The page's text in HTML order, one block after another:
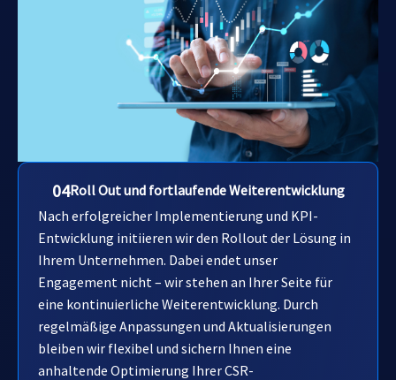
04Roll Out und fortlaufende Weiterentwicklung
Nach erfolgreicher Implementierung und KPI-
Entwicklung initiieren wir den Rollout der Lösung in
Ihrem Unternehmen. Dabei endet unser
Engagement nicht – wir stehen an Ihrer Seite für
eine kontinuierliche Weiterentwicklung. Durch
regelmäßige Anpassungen und Aktualisierungen
bleiben wir flexibel und sichern Ihnen eine
anhaltende Optimierung Ihrer CSR-